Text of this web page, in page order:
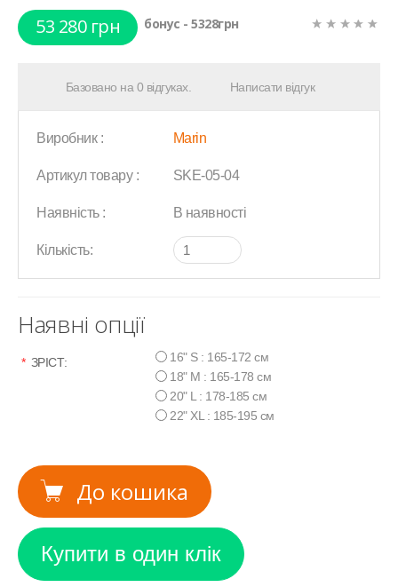
53 280 грн бонус - 5328грн
Базовано на 0 відгуках. Написати відгук
Виробник : Marin
Артикул товару : SKE-05-04
Наявність : В наявності
Кількість:
Наявні опції
* ЗРІСТ:
16" S : 165-172 см
18" M : 165-178 см
20" L : 178-185 см
22" XL : 185-195 см
До кошика